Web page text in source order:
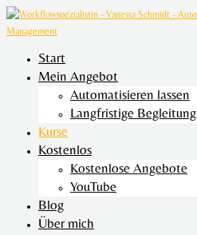
Start
Mein Angebot
Automatisieren lassen
Langfristige Begleitung
Kurse
Kostenlos
Kostenlose Angebote
YouTube
Blog
Über mich